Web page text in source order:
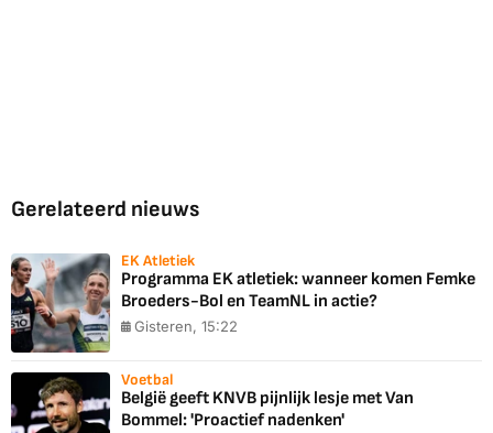
Gerelateerd nieuws
EK Atletiek
Programma EK atletiek: wanneer komen Femke
Broeders-Bol en TeamNL in actie?
Gisteren, 15:22
Voetbal
België geeft KNVB pijnlijk lesje met Van
Bommel: 'Proactief nadenken'